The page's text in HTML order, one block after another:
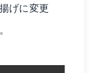
げに変更